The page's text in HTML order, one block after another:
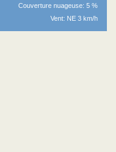
Couverture nuageuse: 5 %
Vent: NE 3 km/h